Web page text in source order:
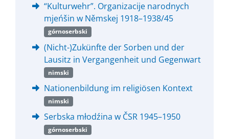
“Kulturwehr”. Organizacije narodnych
mjeńšin w Němskej 1918–1938/45
górnoserbski
(Nicht-)Zukünfte der Sorben und der
Lausitz in Vergangenheit und Gegenwart
nimski
Nationenbildung im religiösen Kontext
nimski
Serbska młodźina w ČSR 1945–1950
górnoserbski